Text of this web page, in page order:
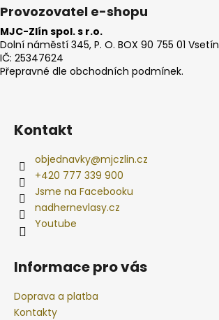
Provozovatel e-shopu
MJC-Zlín spol. s r.o.
Dolní náměstí 345, P. O. BOX 90 755 01 Vsetín
IČ: 25347624
Přepravné dle obchodních podmínek.
Kontakt
objednavky@mjczlin.cz
+420 777 339 900
Jsme na Facebooku
nadhernevlasy.cz
Youtube
Informace pro vás
Doprava a platba
Kontakty